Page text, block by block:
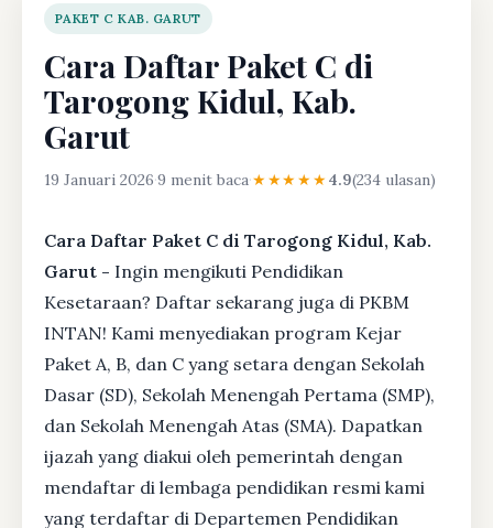
PAKET C KAB. GARUT
Cara Daftar Paket C di
Tarogong Kidul, Kab.
Garut
19 Januari 2026·9 menit baca·★★★★★4.9(234 ulasan)
Cara Daftar Paket C di Tarogong Kidul, Kab.
Garut - Ingin mengikuti Pendidikan
Kesetaraan? Daftar sekarang juga di PKBM
INTAN! Kami menyediakan program Kejar
Paket A, B, dan C yang setara dengan Sekolah
Dasar (SD), Sekolah Menengah Pertama (SMP),
dan Sekolah Menengah Atas (SMA). Dapatkan
ijazah yang diakui oleh pemerintah dengan
mendaftar di lembaga pendidikan resmi kami
yang terdaftar di Departemen Pendidikan